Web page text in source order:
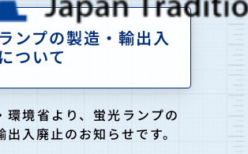
ンプの製造・輸出入
ついて
環境省より、蛍光ランプの
出入廃止のお知らせです。